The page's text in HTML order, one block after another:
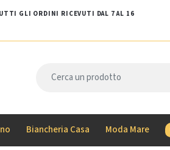
GLI ORDINI RICEVUTI DAL 7 AL 16
Biancheria Casa Moda Mare